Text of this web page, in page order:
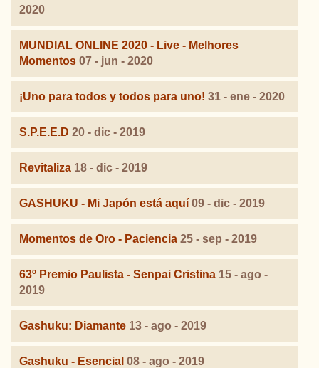
2020
MUNDIAL ONLINE 2020 - Live - Melhores
Momentos 07 - jun - 2020
¡Uno para todos y todos para uno! 31 - ene - 2020
S.P.E.E.D 20 - dic - 2019
Revitaliza 18 - dic - 2019
GASHUKU - Mi Japón está aquí 09 - dic - 2019
Momentos de Oro - Paciencia 25 - sep - 2019
63º Premio Paulista - Senpai Cristina 15 - ago -
2019
Gashuku: Diamante 13 - ago - 2019
Gashuku - Esencial 08 - ago - 2019